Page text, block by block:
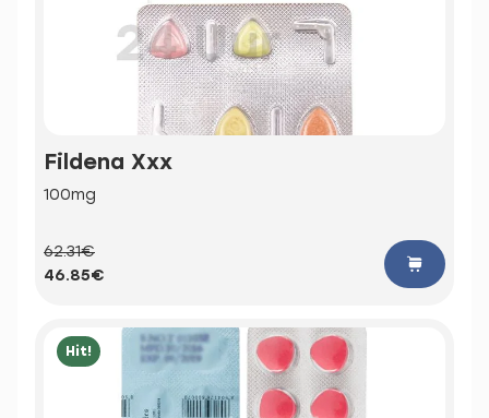
Fildena Xxx
100mg
62.31€
46.85€
Hit!